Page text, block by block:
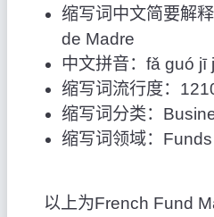
缩写词中文简要解
de Madre
中文拼音：fǎ guó jī
缩写词流行度：
缩写词分类：
缩写词领域：Funds
以上为French Fund